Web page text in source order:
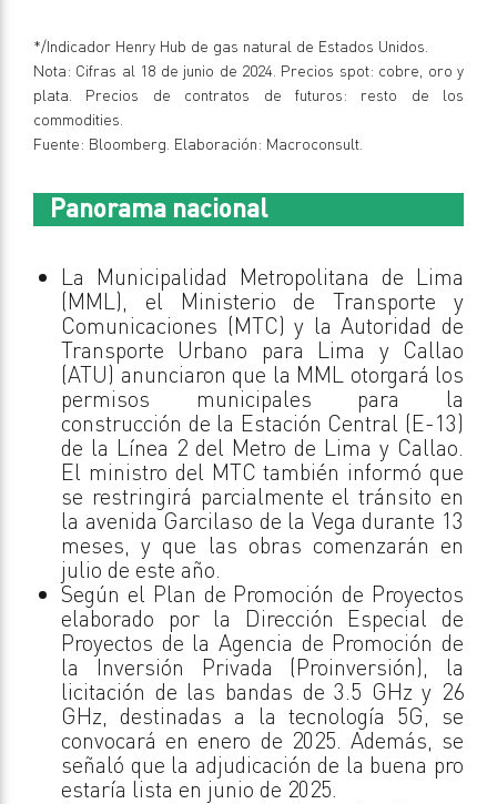
*/Indicador Henry Hub de gas natural de Estados Unidos.
Nota: Cifras al 18 de junio de 2024. Precios spot: cobre, oro y
plata. Precios de contratos de futuros: resto de los
commodities.
Fuente: Bloomberg. Elaboración: Macroconsult.
Panorama nacional
La Municipalidad Metropolitana de Lima
(MML), el Ministerio de Transporte y
Comunicaciones (MTC) y la Autoridad de
Transporte Urbano para Lima y Callao
(ATU) anunciaron que la MML otorgará los
permisos municipales para la
construcción de la Estación Central (E-13)
de la Línea 2 del Metro de Lima y Callao.
El ministro del MTC también informó que
se restringirá parcialmente el tránsito en
la avenida Garcilaso de la Vega durante 13
meses, y que las obras comenzarán en
julio de este año.
Según el Plan de Promoción de Proyectos
elaborado por la Dirección Especial de
Proyectos de la Agencia de Promoción de
la Inversión Privada (Proinversión), la
licitación de las bandas de 3.5 GHz y 26
GHz, destinadas a la tecnología 5G, se
convocará en enero de 2025. Además, se
señaló que la adjudicación de la buena pro
estaría lista en junio de 2025.